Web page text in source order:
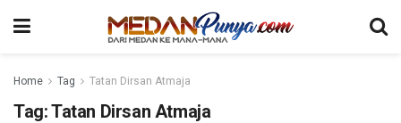
Home Tag Tatan Dirsan Atmaja
Tag:Tatan Dirsan Atmaja